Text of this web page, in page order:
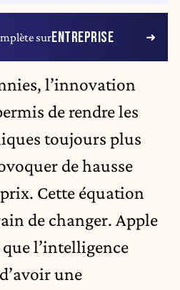
surENTREPRISE
l’innovation
de rendre les
toujours plus
de hausse
Cette équation
de changer. Apple
l’intelligence
une